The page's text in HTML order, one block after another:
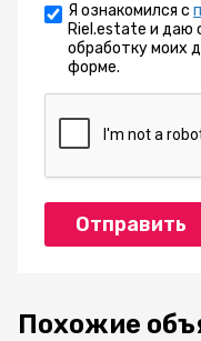
Я ознакомился с
Riel.estate и даю
обработку моих
форме.
Отправить
Похожие